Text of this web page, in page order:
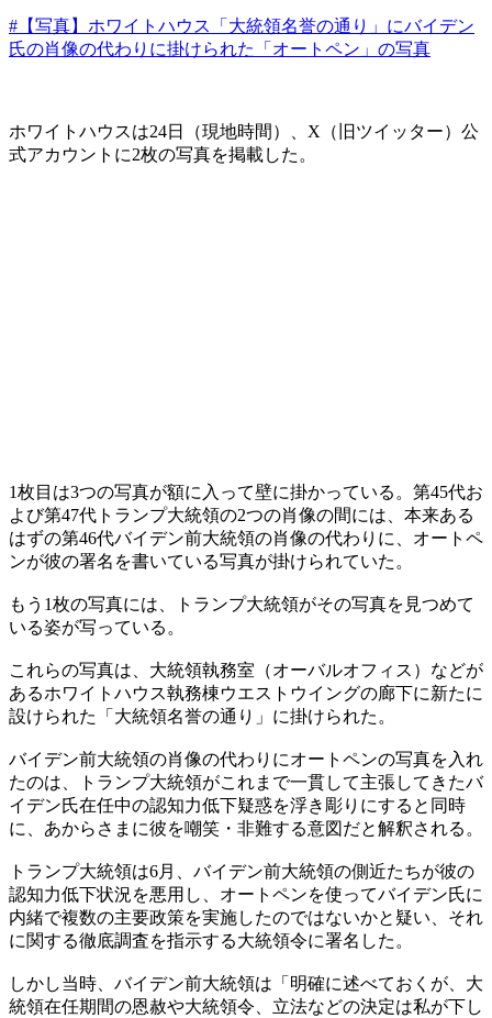
#【写真】ホワイトハウス「大統領名誉の通り」にバイデン
氏の肖像の代わりに掛けられた「オートペン」の写真
ホワイトハウスは24日（現地時間）、X（旧ツイッター）公
式アカウントに2枚の写真を掲載した。
1枚目は3つの写真が額に入って壁に掛かっている。第45代お
よび第47代トランプ大統領の2つの肖像の間には、本来ある
はずの第46代バイデン前大統領の肖像の代わりに、オートペ
ンが彼の署名を書いている写真が掛けられていた。
もう1枚の写真には、トランプ大統領がその写真を見つめて
いる姿が写っている。
これらの写真は、大統領執務室（オーバルオフィス）などが
あるホワイトハウス執務棟ウエストウイングの廊下に新たに
設けられた「大統領名誉の通り」に掛けられた。
バイデン前大統領の肖像の代わりにオートペンの写真を入れ
たのは、トランプ大統領がこれまで一貫して主張してきたバ
イデン氏在任中の認知力低下疑惑を浮き彫りにすると同時
に、あからさまに彼を嘲笑・非難する意図だと解釈される。
トランプ大統領は6月、バイデン前大統領の側近たちが彼の
認知力低下状況を悪用し、オートペンを使ってバイデン氏に
内緒で複数の主要政策を実施したのではないかと疑い、それ
に関する徹底調査を指示する大統領令に署名した。
しかし当時、バイデン前大統領は「明確に述べておくが、大
統領在任期間の恩赦や大統領令、立法などの決定は私が下し